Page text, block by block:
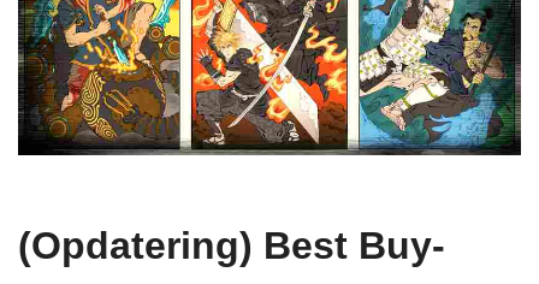
(Opdatering) Best Buy-